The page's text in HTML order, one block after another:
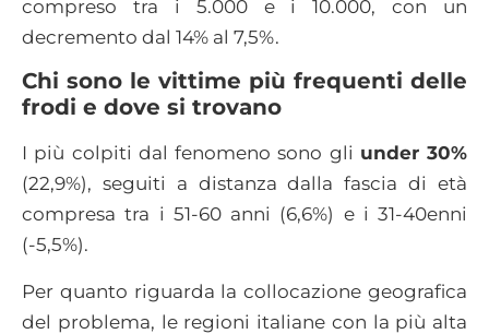
compreso tra i 5.000 e i 10.000, con un
decremento dal 14% al 7,5%.
Chi sono le vittime più frequenti delle
frodi e dove si trovano
I più colpiti dal fenomeno sono gli under 30%
(22,9%), seguiti a distanza dalla fascia di età
compresa tra i 51-60 anni (6,6%) e i 31-40enni
(-5,5%).
Per quanto riguarda la collocazione geografica
del problema, le regioni italiane con la più alta